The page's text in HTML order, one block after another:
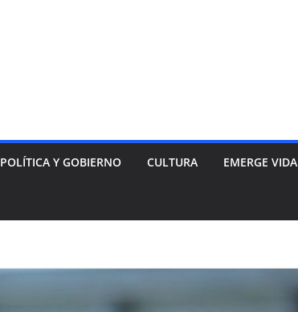
POLÍTICA Y GOBIERNO CULTURA EMERGE VIDA